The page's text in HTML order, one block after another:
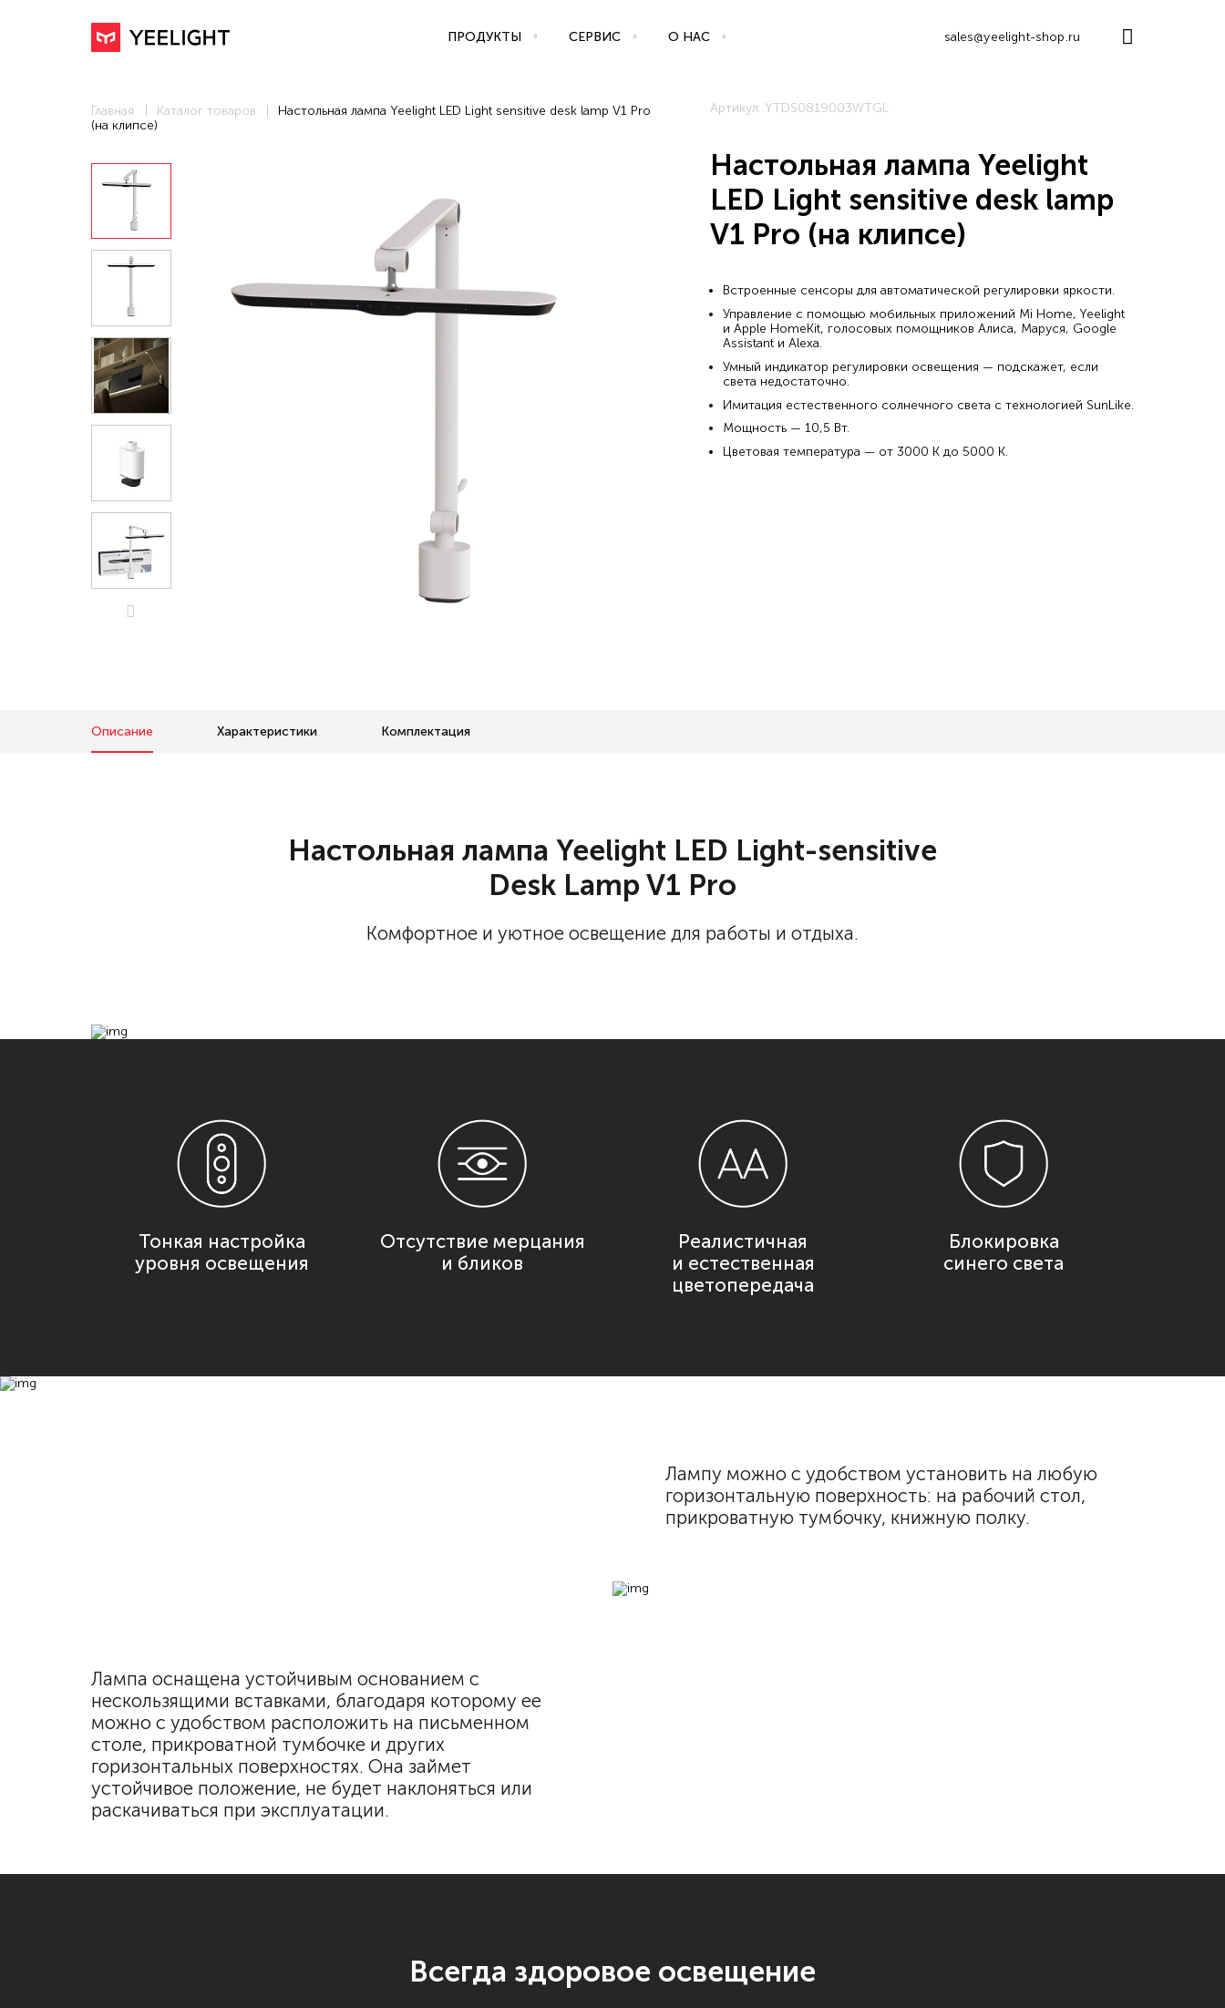
ПРОДУКТЫ СЕРВИС О НАС sales@yeelight-shop.ru
Главная Каталог товаров
Настольная лампа Yeelight LED Light sensitive desk lamp V1 Pro
(на клипсе)
Артикул: YTDS0819003WTGL
Настольная лампа Yeelight
LED Light sensitive desk lamp
V1 Pro (на клипсе)
Встроенные сенсоры для автоматической регулировки яркости.
Управление с помощью мобильных приложений Mi Home, Yeelight
и Apple HomeKit, голосовых помощников Алиса, Маруся, Google
Assistant и Alexa.
Умный индикатор регулировки освещения — подскажет, если
света недостаточно.
Имитация естественного солнечного света с технологией SunLike.
Мощность — 10,5 Вт.
Цветовая температура — от 3000 К до 5000 К.
Описание Характеристики Комплектация
Настольная лампа Yeelight LED Light-sensitive
Desk Lamp V1 Pro
Комфортное и уютное освещение для работы и отдыха.
Тонкая настройка
уровня освещения
Отсутствие мерцания
и бликов
Реалистичная
и естественная
цветопередача
Блокировка
синего света
Лампу можно с удобством установить на любую
горизонтальную поверхность: на рабочий стол,
прикроватную тумбочку, книжную полку.
Лампа оснащена устойчивым основанием с
нескользящими вставками, благодаря которому ее
можно с удобством расположить на письменном
столе, прикроватной тумбочке и других
горизонтальных поверхностях. Она займет
устойчивое положение, не будет наклоняться или
раскачиваться при эксплуатации.
Всегда здоровое освещение